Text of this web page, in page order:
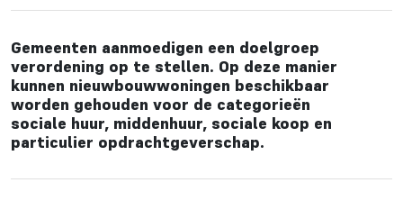
Gemeenten aanmoedigen een doelgroep
verordening op te stellen. Op deze manier
kunnen nieuwbouwwoningen beschikbaar
worden gehouden voor de categorieën
sociale huur, middenhuur, sociale koop en
particulier opdrachtgeverschap.